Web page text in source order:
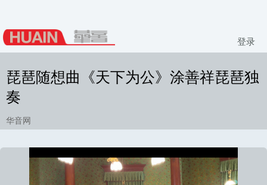
登录
琵琶随想曲《天下为公》涂善祥琵琶独
奏
华音网